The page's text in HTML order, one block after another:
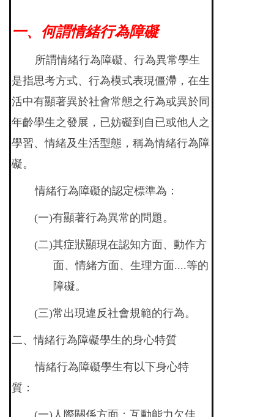
一、何謂情緒行為障礙
所謂情緒行為障礙、行為異常學生
是指思考方式、行為模式表現僵滯，在生
活中有顯著異於社會常態之行為或異於同
年齡學生之發展，已妨礙到自已或他人之
學習、情緒及生活型態，稱為情緒行為障
礙。
情緒行為障礙的認定標準為：
(一)有顯著行為異常的問題。
(二)其症狀顯現在認知方面、動作方
面、情緒方面、生理方面....等的
障礙。
(三)常出現違反社會規範的行為。
二、情緒行為障礙學生的身心特質
情緒行為障礙學生有以下身心特
質：